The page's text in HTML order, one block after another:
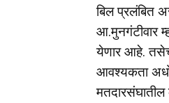
बिल प्रलंबित
आ.मुनगंटीवार
येणार आहे. तसेच
आवश्यकता
मतदारसंघातील